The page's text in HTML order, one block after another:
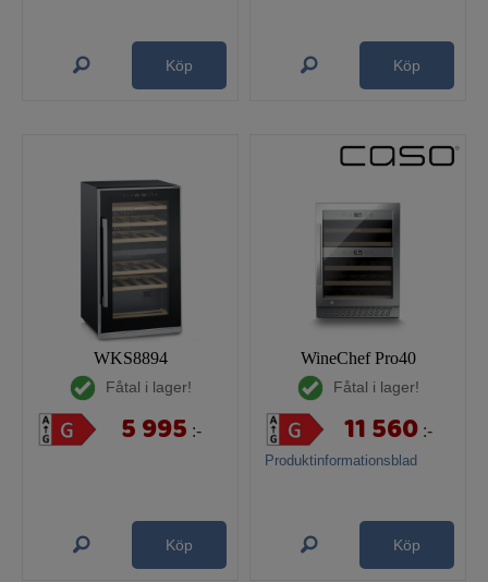
Köp Köp
WKS8894
Fåtal i lager!
5 995 :-
Köp
WineChef Pro40
Fåtal i lager!
Produktinformationsblad
11 560 :-
Köp